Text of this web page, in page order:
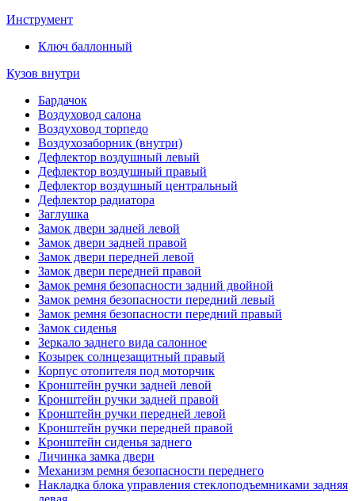
Инструмент
Ключ баллонный
Кузов внутри
Бардачок
Воздуховод салона
Воздуховод торпедо
Воздухозаборник (внутри)
Дефлектор воздушный левый
Дефлектор воздушный правый
Дефлектор воздушный центральный
Дефлектор радиатора
Заглушка
Замок двери задней левой
Замок двери задней правой
Замок двери передней левой
Замок двери передней правой
Замок ремня безопасности задний двойной
Замок ремня безопасности передний левый
Замок ремня безопасности передний правый
Замок сиденья
Зеркало заднего вида салонное
Козырек солнцезащитный правый
Корпус отопителя под моторчик
Кронштейн ручки задней левой
Кронштейн ручки задней правой
Кронштейн ручки передней левой
Кронштейн ручки передней правой
Кронштейн сиденья заднего
Личинка замка двери
Механизм ремня безопасности переднего
Накладка блока управления стеклоподъемниками задняя